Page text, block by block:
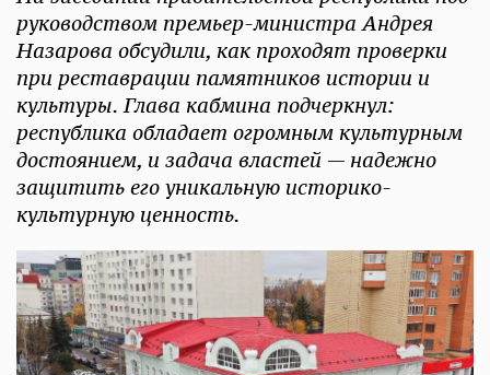
руководством премьер-министра Андрея
Назарова обсудили, как проходят проверки
при реставрации памятников истории и
культуры. Глава кабмина подчеркнул:
республика обладает огромным культурным
достоянием, и задача властей — надежно
защитить его уникальную историко-
культурную ценность.